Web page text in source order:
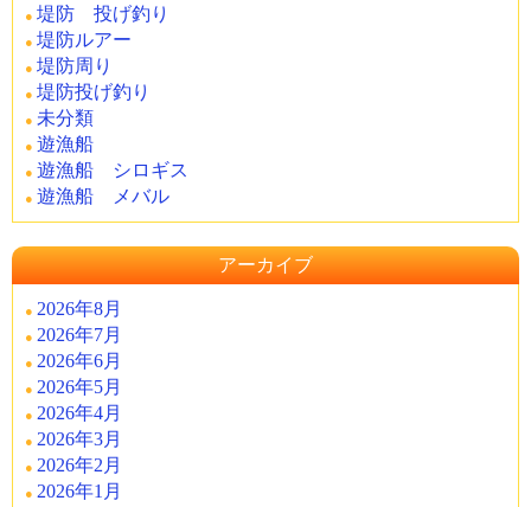
堤防 投げ釣り
堤防ルアー
堤防周り
堤防投げ釣り
未分類
遊漁船
遊漁船 シロギス
遊漁船 メバル
アーカイブ
2026年8月
2026年7月
2026年6月
2026年5月
2026年4月
2026年3月
2026年2月
2026年1月